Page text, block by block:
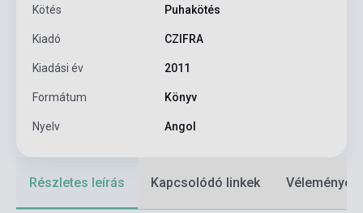
Kötés Puhakötés
Kiadó CZIFRA
Kiadási év 2011
Formátum Könyv
Nyelv Angol
Részletes leírás Kapcsolódó linkek Vélemények